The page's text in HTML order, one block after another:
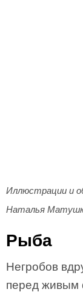
Иллюстрации и
Наталья
Рыба
Негробов
перед живым